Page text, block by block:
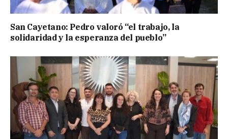
San Cayetano: Pedro valoró “el trabajo, la
solidaridad y la esperanza del pueblo”